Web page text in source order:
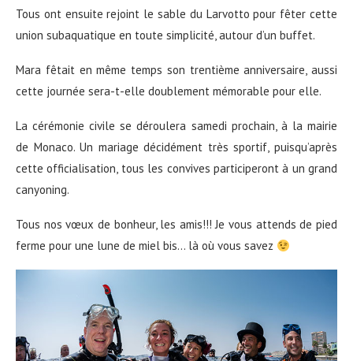
Tous ont ensuite rejoint le sable du Larvotto pour fêter cette
union subaquatique en toute simplicité, autour d’un buffet.
Mara fêtait en même temps son trentième anniversaire, aussi
cette journée sera-t-elle doublement mémorable pour elle.
La cérémonie civile se déroulera samedi prochain, à la mairie
de Monaco. Un mariage décidément très sportif, puisqu’après
cette officialisation, tous les convives participeront à un grand
canyoning.
Tous nos vœux de bonheur, les amis!!! Je vous attends de pied
ferme pour une lune de miel bis… là où vous savez